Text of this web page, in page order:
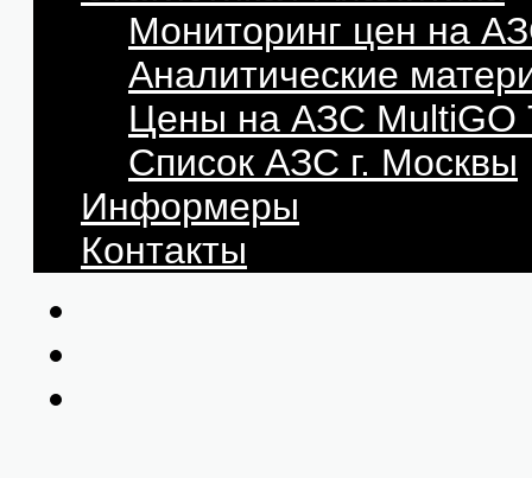
Мониторинг цен на
Аналитические
Цены на АЗС
Список АЗС г. Москвы
Информеры
Контакты